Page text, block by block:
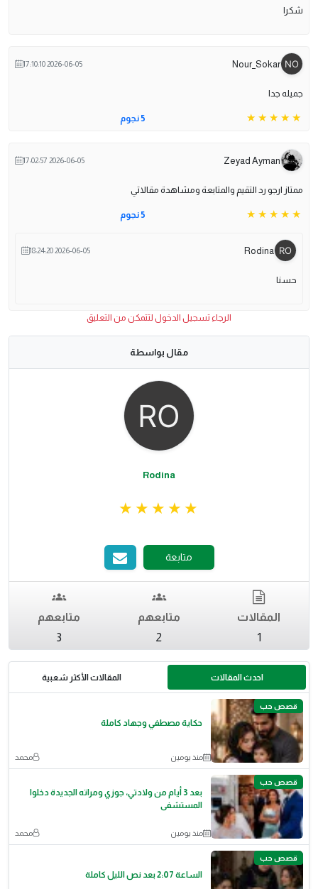
شكرا
Nour_Sokar
2026-06-05 17:10:10
جميله جدا
5 نجوم
Zeyad Ayman
2026-06-05 17:02:57
ممتاز ارجو رد التقيم والمتابعة ومشاهدة مقالاتي
5 نجوم
Rodina
2026-06-05 18:24:20
حسنا
الرجاء تسجيل الدخول لتتمكن من التعليق
مقال بواسطة
Rodina
متابعة
المقالات
1
متابعهم
2
متابعهم
3
احدث المقالات المقالات الأكثر شعبية
قصص حب
حكاية مصطفي وجهاد كاملة
منذ يومين محمد
قصص حب
بعد 3 أيام من ولادتي، جوزي ومراته الجديدة دخلوا
المستشفى
منذ يومين محمد
قصص حب
الساعة 2:07 بعد نص الليل كاملة